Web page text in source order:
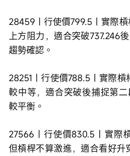
28459｜行使價799.5｜實際
上方阻力，適合突破737.246
趨勢確認。
28251｜行使價788.5｜實際
較中等，適合突破後捕捉第
較平衡。
27566｜行使價830.5｜實際
但槓桿不算激進，適合看好升